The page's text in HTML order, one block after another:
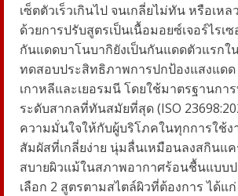
เซ็ตตัวเร็วเกินไป จนเกลี่ยไม่ทัน หรือเห
ด้วยการปรับสูตรเป็นเนื้อมอยซ์เจอร์ไรเ
กันแดดบาโนบากิยังเป็นกันแดดตัวแรกใ
ทดสอบประสิทธิภาพการปกป้องแสงแดด
เกาหลีและเยอรมนี โดยใช้มาตรฐานกา
ระดับสากลที่ทันสมัยที่สุด (ISO
ความมั่นใจให้กับผู้บริโภคในทุกการใช้ง
สัมผัสที่เกลี่ยง่าย นุ่มลื่นเหมือนลงสกินแ
สบายผิวแม้ในสภาพอากาศร้อนชื้นแบบป
เลือก 2 สูตรตามสไตล์ผิวที่ต้องการ ได้แก่